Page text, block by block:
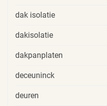
dak isolatie
dakisolatie
dakpanplaten
deceuninck
deuren